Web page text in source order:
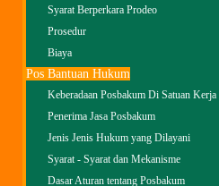
Syarat Berperkara Prodeo
Prosedur
Biaya
Pos Bantuan Hukum
Keberadaan Posbakum Di Satuan Kerja
Penerima Jasa Posbakum
Jenis Jenis Hukum yang Dilayani
Syarat - Syarat dan Mekanisme
Dasar Aturan tentang Posbakum